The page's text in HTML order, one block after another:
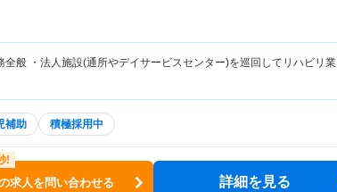
全般 ・法人施設(通所やデイサービスセンター)を巡回してリハビリ業
補助 積極採用中
求人を問い合わせる 詳細を見る